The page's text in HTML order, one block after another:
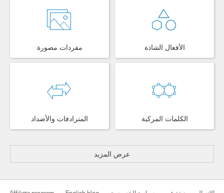
مفردات مصورة الأفعال الشاذة
المترادفات والأضداد الكلمات المركبة
عرض المزيد